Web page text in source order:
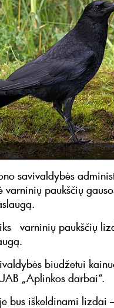
savivaldybės
varninių paukščių
varninių paukščių
biudžetui
„Aplinkos darbai“.
bus iškeldinami lizdai